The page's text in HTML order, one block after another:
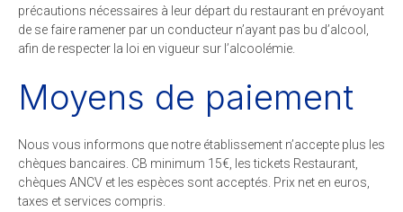
précautions nécessaires à leur départ du restaurant en prévoyant
de se faire ramener par un conducteur n’ayant pas bu d’alcool,
afin de respecter la loi en vigueur sur l’alcoolémie.
Moyens de paiement
Nous vous informons que notre établissement n’accepte plus les
chèques bancaires. CB minimum 15€, les tickets Restaurant,
chèques ANCV et les espèces sont acceptés. Prix net en euros,
taxes et services compris.